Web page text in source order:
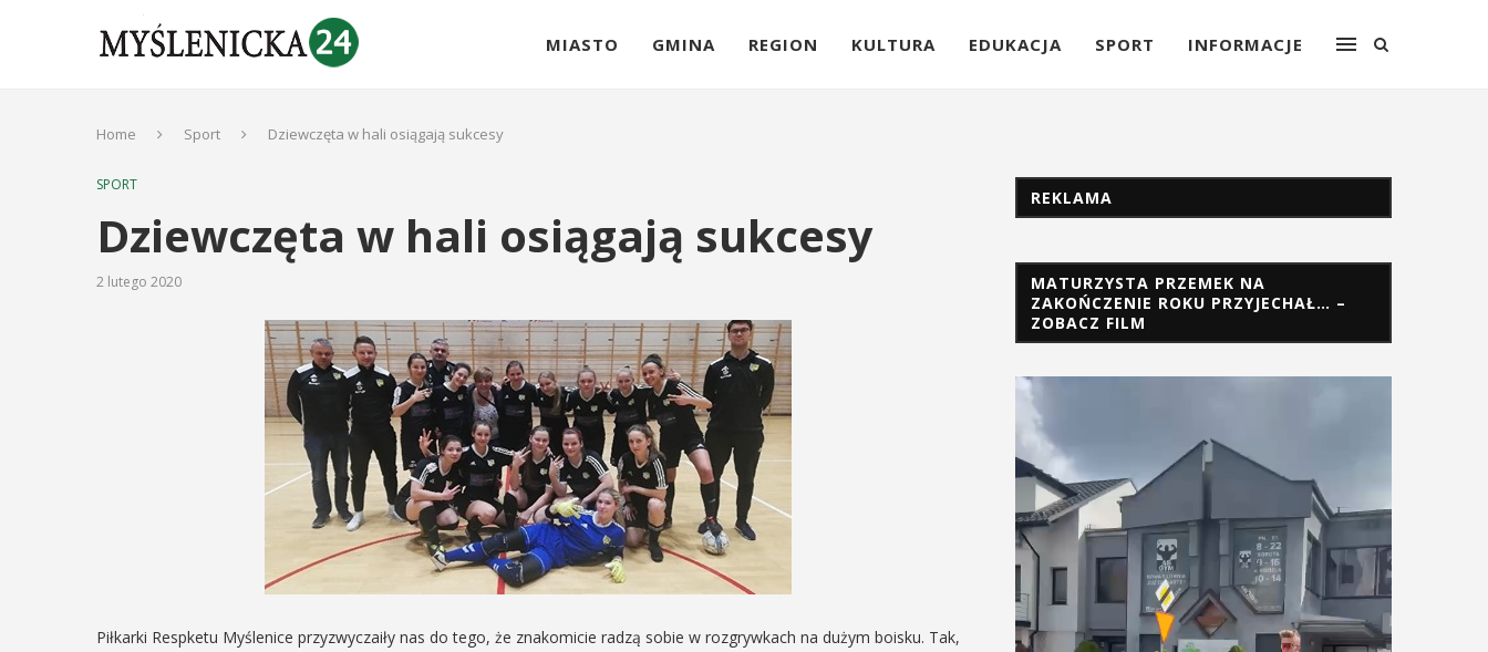
MIASTO GMINA REGION KULTURA EDUKACJA SPORT INFORMACJE
Home Sport Dziewczęta w hali osiągają sukcesy
SPORT
Dziewczęta w hali osiągają sukcesy
2 lutego 2020
Piłkarki Respketu Myślenice przyzwyczaiły nas do tego, że znakomicie radzą sobie w rozgrywkach na dużym boisku. Tak,
REKLAMA
MATURZYSTA PRZEMEK NA
ZAKOŃCZENIE ROKU PRZYJECHAŁ… –
ZOBACZ FILM
Odtwarzacz
video